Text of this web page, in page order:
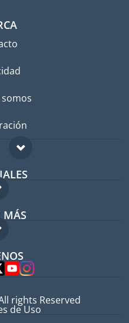
extranjero
MÁS
rights Reserved
de Uso